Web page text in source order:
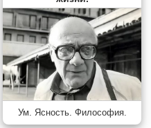
Ум. Ясность. Философия.